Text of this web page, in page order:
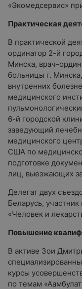
«Экомедсервис»
Практическая
В практической
ординатор 2-й
Минска, врач-
больницы г.
внутренних
медицинского
6-й городской
заведующий
медицинского
США по
подготовке
лиц, выезжающих
Делегат двух
Беларусь,
«Человек и
Повышение
В активе Зои
курсы
по темам